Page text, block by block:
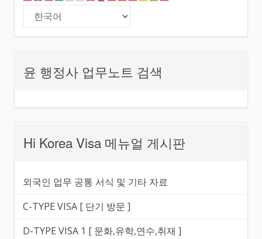
윤 행정사 업무노트 검색
Hi Korea Visa 메뉴얼 게시판
외국인 업무 공통 서식 및 기타 자료
C-TYPE VISA [ 단기 방문 ]
D-TYPE VISA 1 [ 문화,유학,연수,취재 ]